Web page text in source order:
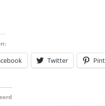
Twitter